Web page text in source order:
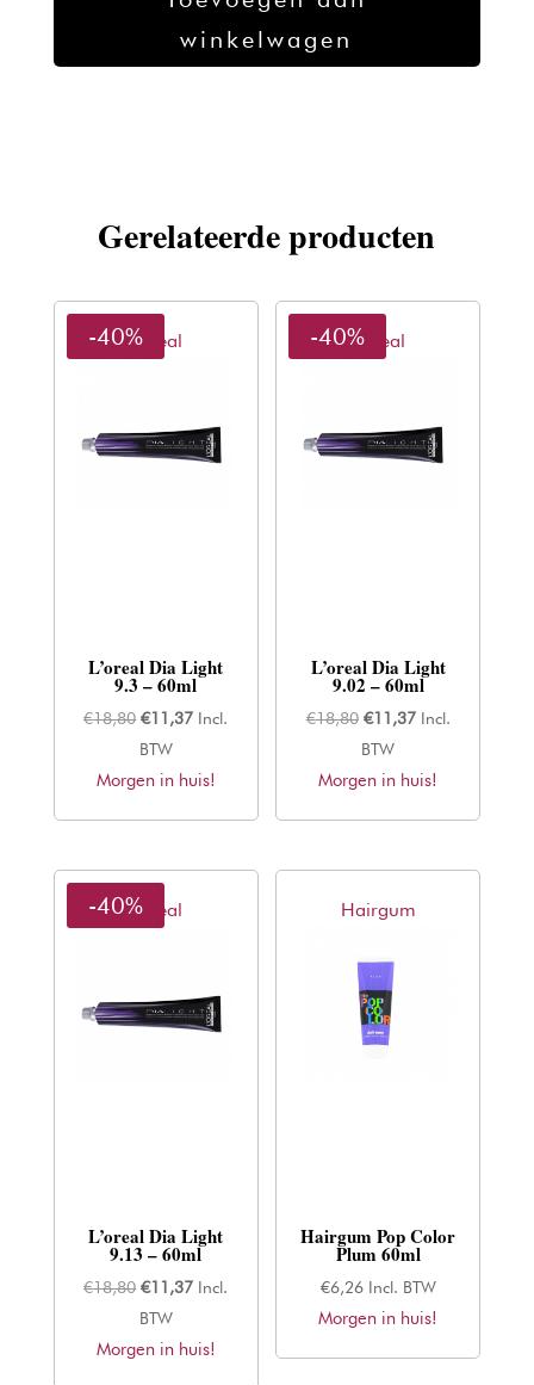
winkelwagen
Gerelateerde producten
L'oreal
-40%
L’oreal Dia Light
9.3 – 60ml
€18,80 Oorspronkelijke
prijs
was:
€11,37Huidige
is:
Incl.
BTW
Morgen in huis!
L'oreal
-40%
L’oreal Dia Light
9.02 – 60ml
€18,80 Oorspronkelijke
prijs
was:
€11,37Huidige
is:
Incl.
BTW
Morgen in huis!
L'oreal
-40%
L’oreal Dia Light
9.13 – 60ml
€18,80 Oorspronkelijke
prijs
was:
€11,37Huidige
is:
Incl.
BTW
Morgen in huis!
Hairgum
Hairgum Pop Color
Plum 60ml
€6,26 Incl. BTW
Morgen in huis!